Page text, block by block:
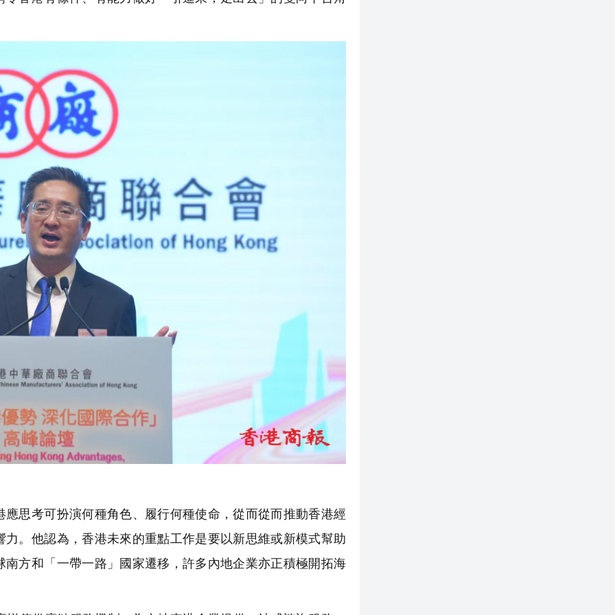
思考可扮演何種角色、履行何種使命，從而從而推動香港經
。他認為，香港未來的重點工作是要以新思維或新模式幫助
方和「一帶一路」國家遷移，許多內地企業亦正積極開拓海